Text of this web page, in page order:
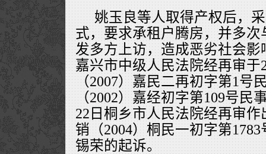
姚玉良等人取得产权后，
式，要求承租户腾房，并多
发多方上访，造成恶劣社会
嘉兴市中级人民法院经再审于
（2007）嘉民二再初字第1号
（2002）嘉经初字第109号民
22日桐乡市人民法院经再审
销（2004）桐民一初字第
锡荣的起诉。